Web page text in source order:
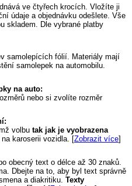
ve čtyřech krocích. Vložíte ji
údaje a objednávku odešlete. Vše
skladem. Dle vybrané platby
samolepících fólií. Materiály mají
samolepek na automobilu.
na auto:
nebo si zvolíte rozměr
volbu tak jak je vyobrazena
karoserii vozidla. [Zobrazit více]
obecný text o délce až 30 znaků.
Dbejte na to, aby byl text správně
a diakritiku. Texty